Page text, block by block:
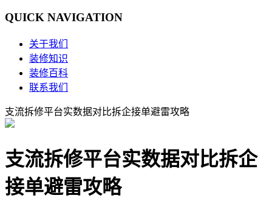
QUICK NAVIGATION
关于我们
装修知识
装修百科
联系我们
支流拆修平台实数据对比拆企接单避雷攻略
支流拆修平台实数据对比拆企
接单避雷攻略